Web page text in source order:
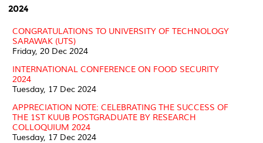
2024
CONGRATULATIONS TO UNIVERSITY OF TECHNOLOGY
SARAWAK (UTS)
Friday, 20 Dec 2024
INTERNATIONAL CONFERENCE ON FOOD SECURITY
2024
Tuesday, 17 Dec 2024
APPRECIATION NOTE: CELEBRATING THE SUCCESS OF
THE 1ST KUUB POSTGRADUATE BY RESEARCH
COLLOQUIUM 2024
Tuesday, 17 Dec 2024